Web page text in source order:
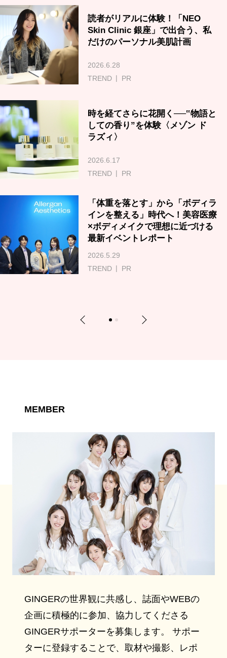
読者がリアルに体験！「NEO
Skin Clinic 銀座」で出合う、私
だけのパーソナル美肌計画
2026.6.28
TREND
PR
時を経てさらに花開く──‟物語と
しての香り”を体験〈メゾン ド
ラズィ〉
2026.6.17
TREND
PR
「体重を落とす」から「ボディラ
インを整える」時代へ！美容医療
×ボディメイクで理想に近づける
最新イベントレポート
2026.5.29
TREND
PR
Previous 1 2 Next
MEMBER
GINGERの世界観に共感し、誌面やWEBの
企画に積極的に参加、協力してくださる
GINGERサポーターを募集します。 サポー
ターに登録することで、取材や撮影、レポ